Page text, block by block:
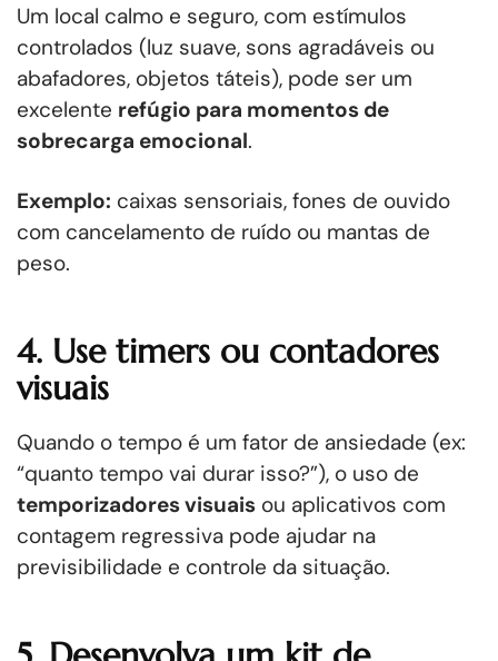
Um local calmo e seguro, com estímulos
controlados (luz suave, sons agradáveis ou
abafadores, objetos táteis), pode ser um
excelente refúgio para momentos de
sobrecarga emocional.
Exemplo: caixas sensoriais, fones de ouvido
com cancelamento de ruído ou mantas de
peso.
4. Use timers ou contadores
visuais
Quando o tempo é um fator de ansiedade (ex:
“quanto tempo vai durar isso?”), o uso de
temporizadores visuais ou aplicativos com
contagem regressiva pode ajudar na
previsibilidade e controle da situação.